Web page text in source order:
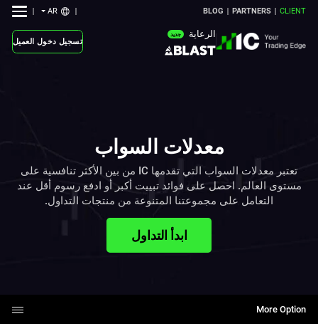
CLIENT
PARTNERS
BLOG
AR
الرعاية جديد
تسجيل دخول العميل
معدلات السواب
‎تعتبر معدلات السواب ‏التي تقدمها ‏IC‏ من بين الأكثر تنافسية على
‏مستوى العالم. احصل على فوائد تبييت أكبر أو ادفع ‏رسوم أقل عند
التعامل على مجموعتنا المتنوعة ‏من منتجات التداول.‏‎
ابدأ التداول
More Option